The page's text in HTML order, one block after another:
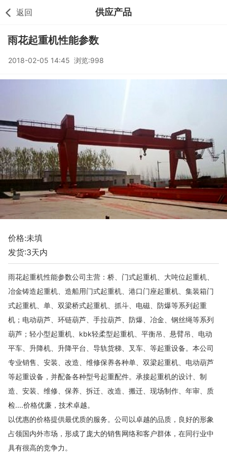
返回 供应产品
雨花起重机性能参数
2018-02-05 14:45 浏览:998
价格:未填
发货:3天内
雨花起重机性能参数公司主营：桥、门式起重机、大吨位起重机、
冶金铸造起重机、造船用门式起重机、港口门座起重机、集装箱门
式起重机、单、双梁桥式起重机、抓斗、电磁、防爆等系列起重
机；电动葫芦、环链葫芦、手拉葫芦、防爆、冶金、钢丝绳等系列
葫芦；轻小型起重机、kbk轻柔型起重机、平衡吊、悬臂吊、电动
平车、升降机、升降平台、导轨货梯、叉车、等起重设备。本公司
专业销售、安装、改造、维修保养各种单、双梁起重机、电动葫芦
等起重设备，并配备各种型号起重配件。承接起重机的设计、制
造、安装、维修、保养、拆迁、改造、搬迁、现场制作、年审、质
检....价格优廉，技术卓越。
以优惠的价格提供最优质的服务。公司以卓越的品质，良好的形象
占领国内外市场，形成了庞大的销售网络和客户群体，在同行业中
具有很高的竞争力。